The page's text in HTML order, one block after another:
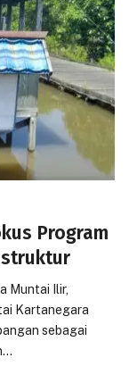
Program
Muntai Ilir,
Kartanegara
sebagai